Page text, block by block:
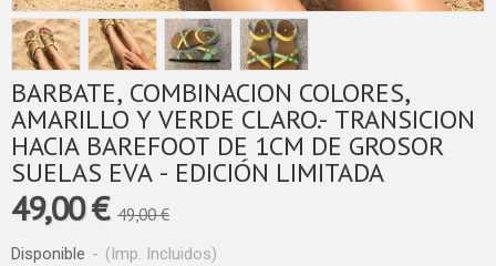
BARBATE, COMBINACION COLORES,
AMARILLO Y VERDE CLARO.- TRANSICION
HACIA BAREFOOT DE 1CM DE GROSOR
SUELAS EVA - EDICIÓN LIMITADA
49,00 € 49,00 €
Disponible - (Imp. Incluidos)